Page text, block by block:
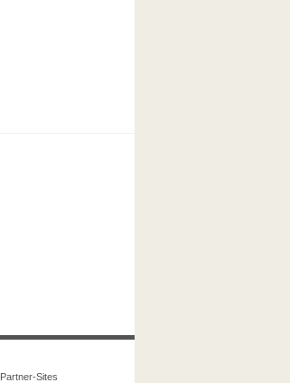
Partner-Sites